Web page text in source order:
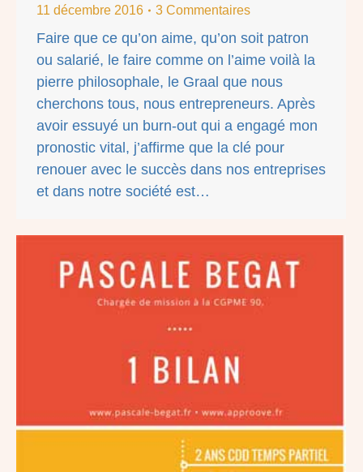
11 décembre 2016
3 Commentaires
Faire que ce qu’on aime, qu’on soit patron
ou salarié, le faire comme on l’aime voilà la
pierre philosophale, le Graal que nous
cherchons tous, nous entrepreneurs. Après
avoir essuyé un burn-out qui a engagé mon
pronostic vital, j’affirme que la clé pour
renouer avec le succès dans nos entreprises
et dans notre société est…